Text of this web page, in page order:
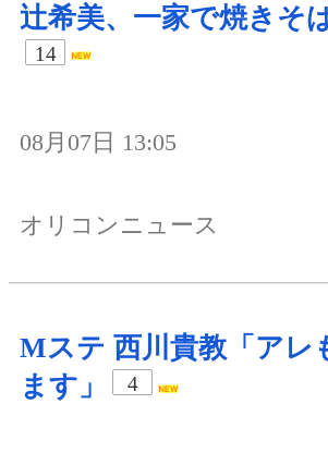
辻希美、一家で焼きそ
14
08月07日 13:05
オリコンニュース
Mステ 西川貴教「アレ
ます」
4